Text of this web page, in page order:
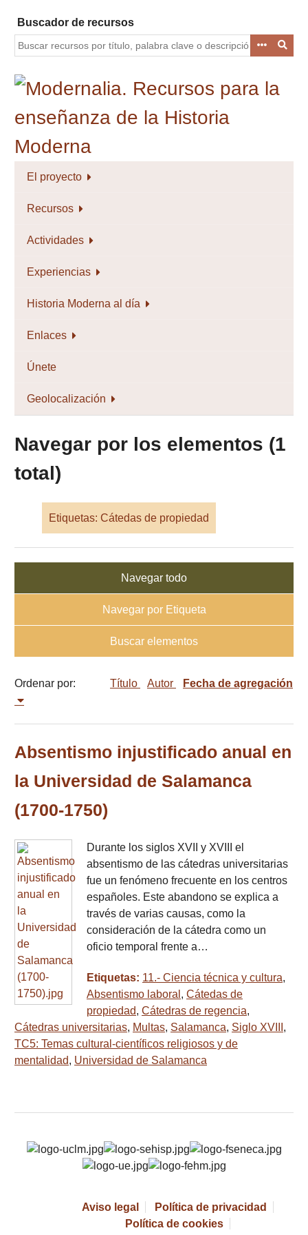
contenido
principal
Buscador de recursos
El proyecto
Recursos
Actividades
Experiencias
Historia Moderna al día
Enlaces
Únete
Geolocalización
Navegar por los elementos (1
total)
Etiquetas: Cátedas de propiedad
Navegar todo
Navegar por Etiqueta
Buscar elementos
Ordenar por: Título Autor Fecha de agregación
Absentismo injustificado anual en
la Universidad de Salamanca
(1700-1750)
Durante los siglos XVII y XVIII el
absentismo de las cátedras universitarias
fue un fenómeno frecuente en los centros
españoles. Este abandono se explica a
través de varias causas, como la
consideración de la cátedra como un
oficio temporal frente a…
Etiquetas: 11.- Ciencia técnica y cultura,
Absentismo laboral , Cátedas de
propiedad, Cátedras de regencia,
Cátedras universitarias, Multas, Salamanca, Siglo XVIII ,
TC5: Temas cultural-científicos religiosos y de
mentalidad, Universidad de Salamanca
Aviso legal
Política de privacidad
Política de cookies